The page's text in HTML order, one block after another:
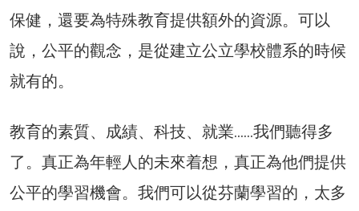
保健，還要為特殊教育提供額外的資源。可以
說，公平的觀念，是從建立公立學校體系的時候
就有的。
教育的素質、成績、科技、就業……我們聽得多
了。真正為年輕人的未來着想，真正為他們提供
公平的學習機會。我們可以從芬蘭學習的，太多